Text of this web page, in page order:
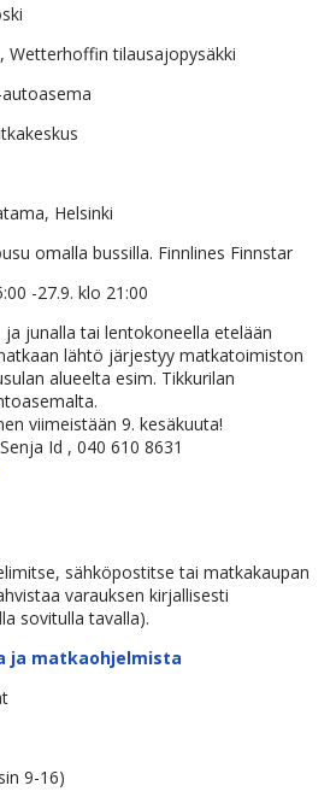
Wetterhoffin tilausajopysäkki
Helsinki
omalla bussilla. Finnlines Finnstar
-27.9. klo 21:00
junalla tai lentokoneella etelään
lähtö järjestyy matkatoimiston
alueelta esim. Tikkurilan
viimeistään 9. kesäkuuta!
Id , 040 610 8631
sähköpostitse tai matkakaupan
varauksen kirjallisesti
sovitulla tavalla).
ja matkaohjelmista
9-16)